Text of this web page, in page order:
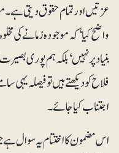
عزتیں اور تمام حقوق دیتی
واضح کیا‘ کہ موجودہ زمانے کی
بنیاد پر نہیں‘ بلکہ ہم پوری
فلاح کو دیکھتے ہیں تو فیصلہ
اجتناب کیا جائے۔
اس مضمون کا اختتام یہ سوال